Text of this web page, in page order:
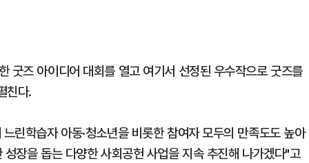
굿즈 아이디어 대회를 열고 여기서 선정된 우수작으로 굿즈를
친다.
린학습자 아동·청소년을 비롯한 참여자 모두의 만족도도 높아
장을 돕는 다양한 사회공헌 사업을 지속 추진해 나가겠다"고